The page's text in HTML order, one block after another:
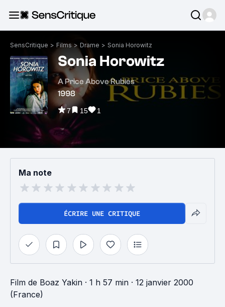
SensCritique > Films > Drame > Sonia Horowitz
Sonia Horowitz
A Price Above Rubies
1998
7 15 1
Ma note
ÉCRIRE UNE CRITIQUE
Film de Boaz Yakin · 1 h 57 min · 12 janvier 2000
(France)